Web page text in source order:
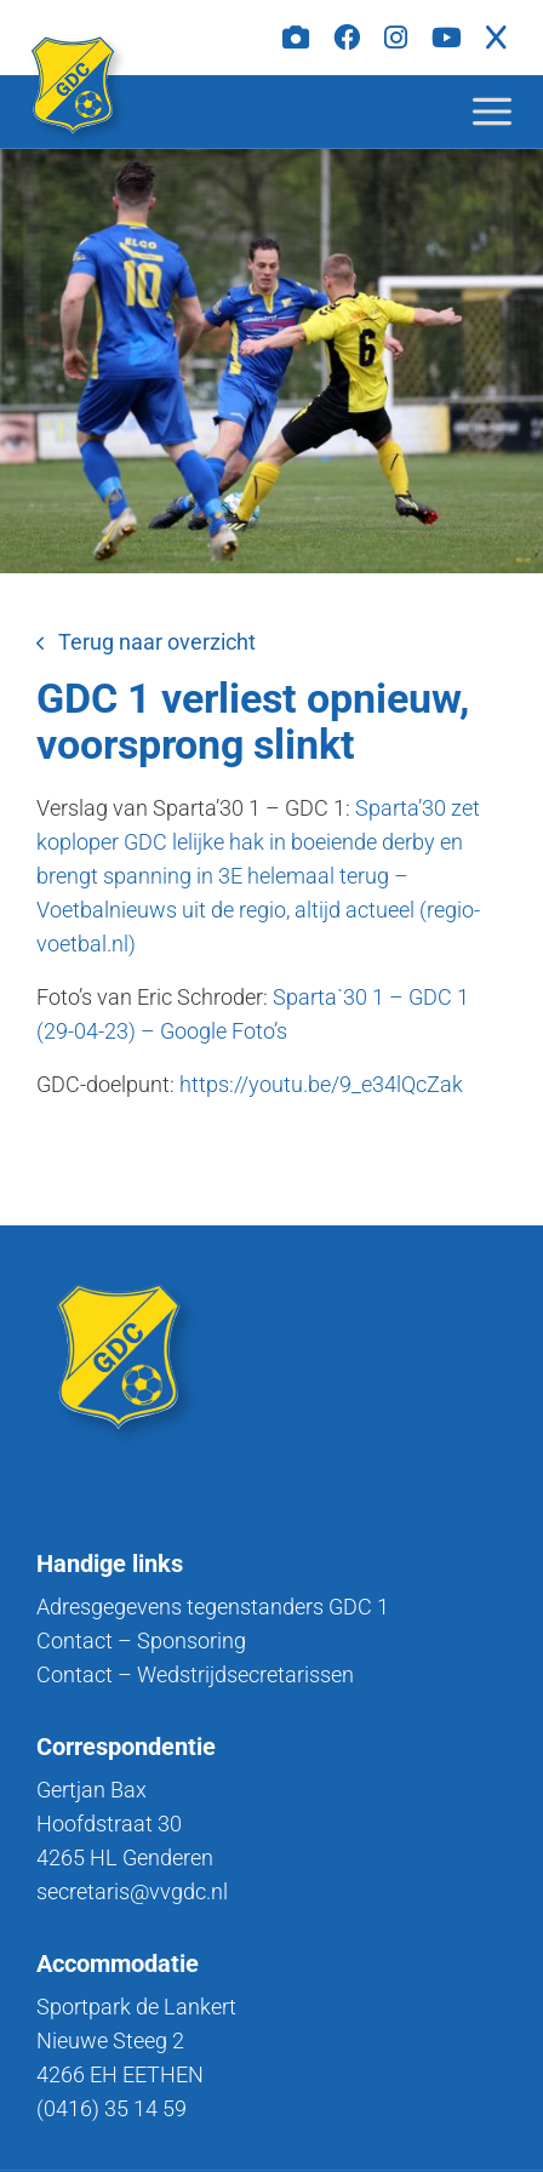
Terug naar overzicht
GDC 1 verliest opnieuw,
voorsprong slinkt
Verslag van Sparta’30 1 – GDC 1: Sparta’30 zet
koploper GDC lelijke hak in boeiende derby en
brengt spanning in 3E helemaal terug –
Voetbalnieuws uit de regio, altijd actueel (regio-
voetbal.nl)
Foto’s van Eric Schroder: Sparta`30 1 – GDC 1
(29-04-23) – Google Foto’s
GDC-doelpunt: https://youtu.be/9_e34lQcZak
Handige links
Adresgegevens tegenstanders GDC 1
Contact – Sponsoring
Contact – Wedstrijdsecretarissen
Correspondentie
Gertjan Bax
Hoofdstraat 30
4265 HL Genderen
secretaris@vvgdc.nl
Accommodatie
Sportpark de Lankert
Nieuwe Steeg 2
4266 EH EETHEN
(0416) 35 14 59